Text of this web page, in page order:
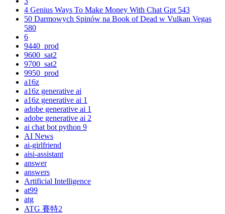
4 Genius Ways To Make Money With Chat Gpt 543
50 Darmowych Spinów na Book of Dead w Vulkan Vegas
580
6
9440_prod
9600_sat2
9700_sat2
9950_prod
a16z
a16z generative ai
a16z generative ai 1
adobe generative ai 1
adobe generative ai 2
ai chat bot python 9
AI News
ai-girlfriend
aisi-assistant
answer
answers
Artificial Intelligence
at99
atg
ATG 賽特2